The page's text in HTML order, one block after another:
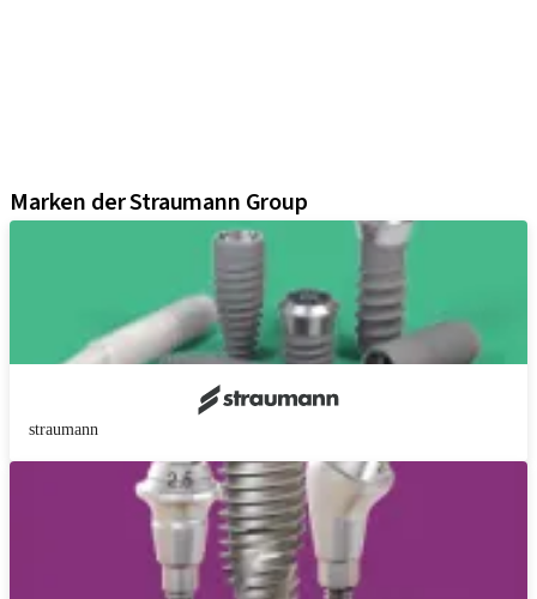
Marken der Straumann Group
straumann